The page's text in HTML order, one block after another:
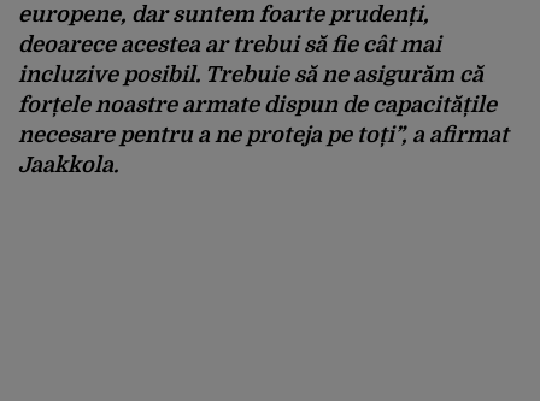
europene, dar suntem foarte prudenți,
deoarece acestea ar trebui să fie cât mai
incluzive posibil. Trebuie să ne asigurăm că
forțele noastre armate dispun de capacitățile
necesare pentru a ne proteja pe toți”, a afirmat
Jaakkola.